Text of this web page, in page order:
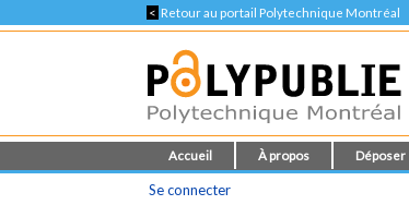
< Retour au portail Polytechnique Montréal
Accueil À propos Déposer
Se connecter